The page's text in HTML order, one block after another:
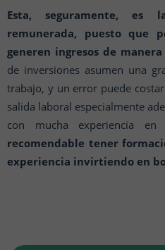
Esta, seguramente, es
remunerada, puesto que
generen ingresos de
de inversiones asumen una
trabajo, y un error puede
salida laboral especialmente
con mucha experiencia
recomendable tener
experiencia invirtiendo en